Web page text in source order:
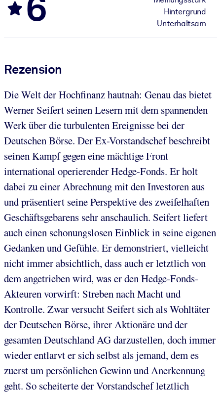
Hintergrund
Unterhaltsam
Rezension
Die Welt der Hochfinanz hautnah: Genau das bietet
Werner Seifert seinen Lesern mit dem spannenden
Werk über die turbulenten Ereignisse bei der
Deutschen Börse. Der Ex-Vorstandschef beschreibt
seinen Kampf gegen eine mächtige Front
international operierender Hedge-Fonds. Er holt
dabei zu einer Abrechnung mit den Investoren aus
und präsentiert seine Perspektive des zweifelhaften
Geschäftsgebarens sehr anschaulich. Seifert liefert
auch einen schonungslosen Einblick in seine eigenen
Gedanken und Gefühle. Er demonstriert, vielleicht
nicht immer absichtlich, dass auch er letztlich von
dem angetrieben wird, was er den Hedge-Fonds-
Akteuren vorwirft: Streben nach Macht und
Kontrolle. Zwar versucht Seifert sich als Wohltäter
der Deutschen Börse, ihrer Aktionäre und der
gesamten Deutschland AG darzustellen, doch immer
wieder entlarvt er sich selbst als jemand, dem es
zuerst um persönlichen Gewinn und Anerkennung
geht. So scheiterte der Vorstandschef letztlich